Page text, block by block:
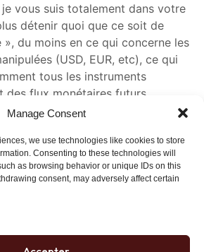
Manage Consent
we use technologies like cookies to store
Consenting to these technologies will
as browsing behavior or unique IDs on this
consent, may adversely affect certain
vous suis totalement dans votre
détenir quoi que ce soit de
», du moins en ce qui concerne les
(USD, EUR, etc), ce qui
tous les instruments
des flux monétaires futurs
« réels », c’est-à-dire du capital
à haute productivité, détenant le
la connaissance qui comptera
devraient faire l’objet
forme de monnaies encore saines